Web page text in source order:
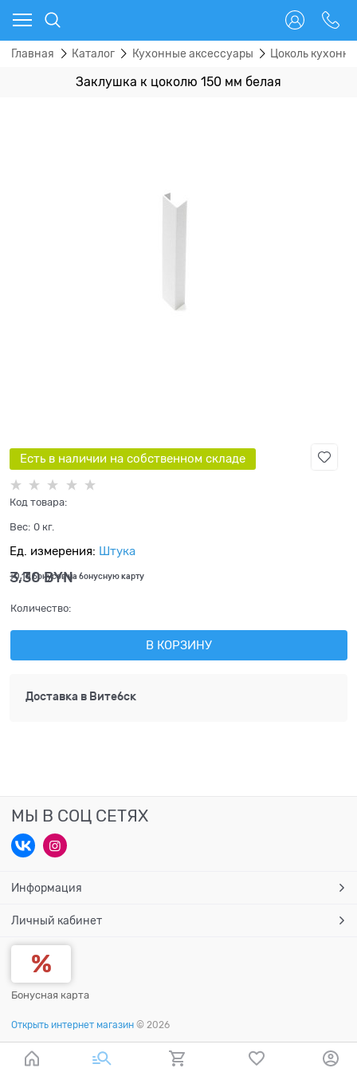
Главная Каталог Кухонные аксессуары Цоколь
Заклушка к цоколю 150 мм белая
Есть в наличии на собственном складе
Код товара:
Вес: 0 кг.
Ед. измерения: Штука
3,30 BYN
+0,10 бонусов на бонусную карту
Количество:
В КОРЗИНУ
Доставка в Витебск
МЫ В СОЦ СЕТЯХ
Информация
Личный кабинет
Бонусная карта
Открыть интернет магазин © 2026